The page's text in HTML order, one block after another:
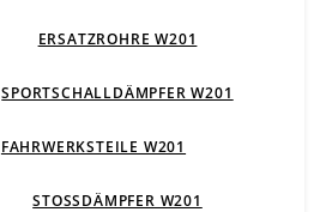
ERSATZROHRE W201
SPORTSCHALLDÄMPFER W201
FAHRWERKSTEILE W201
STOSSDÄMPFER W201